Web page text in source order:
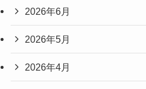
2026年6月
2026年5月
2026年4月